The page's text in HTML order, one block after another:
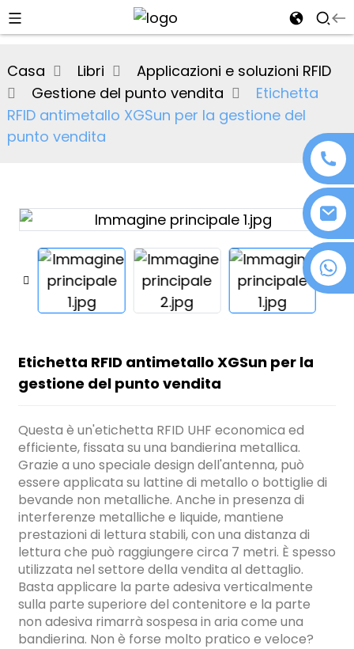
+86 18076372139
Casa Libri
Applicazioni e soluzioni RFID
Gestione del punto vendita
Etichetta
RFID antimetallo XGSun per la gestione del
punto vendita
Etichetta RFID antimetallo XGSun per la
gestione del punto vendita
Questa è un'etichetta RFID UHF economica ed
efficiente, fissata su una bandierina metallica.
Grazie a uno speciale design dell'antenna, può
essere applicata su lattine di metallo o bottiglie di
bevande non metalliche. Anche in presenza di
interferenze metalliche e liquide, mantiene
prestazioni di lettura stabili, con una distanza di
lettura che può raggiungere circa 7 metri. È spesso
utilizzata nel settore della vendita al dettaglio.
Basta applicare la parte adesiva verticalmente
sulla parte superiore del contenitore e la parte
non adesiva rimarrà sospesa in aria come una
bandierina. Non è forse molto pratico e veloce?